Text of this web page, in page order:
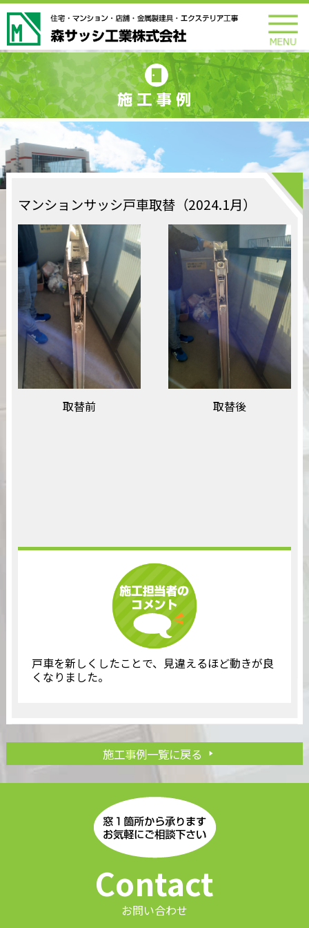
マンションサッシ戸車取替（2024.1月）
取替前 取替後
戸車を新しくしたことで、見違えるほど動きが良
くなりました。
施工事例一覧に戻る
Contact
お問い合わせ